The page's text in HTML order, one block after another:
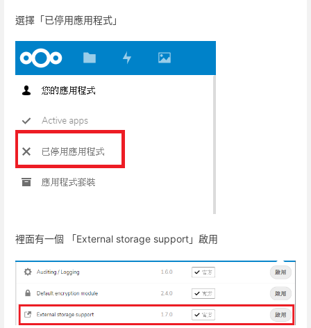
選擇「已停用應用程式」
裡面有一個 「External storage support」啟用